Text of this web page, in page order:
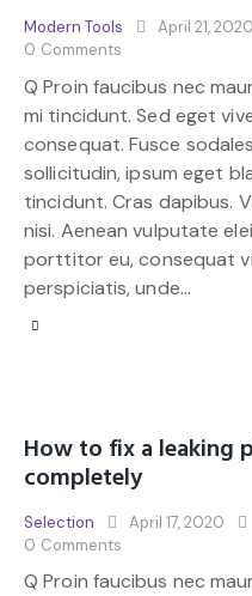
Modern Tools April 21, 2020
0 Comments
Q Proin faucibus nec
mi tincidunt. Sed eget
consequat. Fusce
sollicitudin, ipsum eget
tincidunt. Cras dapibus.
nisi. Aenean vulputate
porttitor eu, consequat
perspiciatis, unde…
How to fix a leaking
completely
Selection April 17, 2020
0 Comments
Q Proin faucibus nec